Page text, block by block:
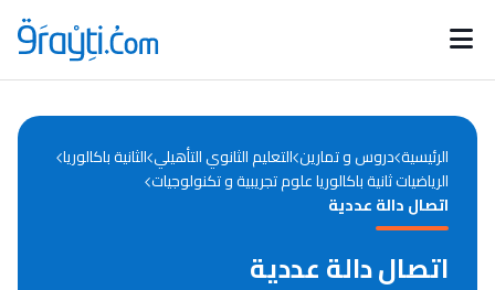
Catégories
d'actualités
Annonces bourses
الرئيسية دروس و تمارين التعليم الثانوي التأهيلي الثانية باكالوريا
الرياضيات ثانية باكالوريا علوم تجريبية و تكنولوجيات
اتصال دالة عددية
اتصال دالة عددية